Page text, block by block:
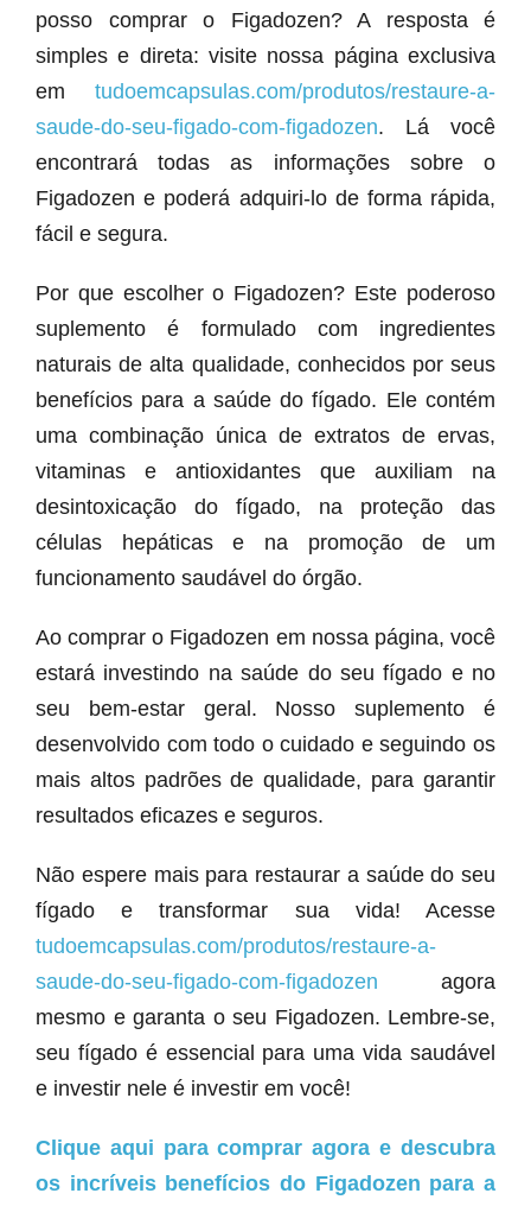
posso comprar o Figadozen? A resposta é
simples e direta: visite nossa página exclusiva
em tudoemcapsulas.com/produtos/restaure-a-
saude-do-seu-figado-com-figadozen. Lá você
encontrará todas as informações sobre o
Figadozen e poderá adquiri-lo de forma rápida,
fácil e segura.
Por que escolher o Figadozen? Este poderoso
suplemento é formulado com ingredientes
naturais de alta qualidade, conhecidos por seus
benefícios para a saúde do fígado. Ele contém
uma combinação única de extratos de ervas,
vitaminas e antioxidantes que auxiliam na
desintoxicação do fígado, na proteção das
células hepáticas e na promoção de um
funcionamento saudável do órgão.
Ao comprar o Figadozen em nossa página, você
estará investindo na saúde do seu fígado e no
seu bem-estar geral. Nosso suplemento é
desenvolvido com todo o cuidado e seguindo os
mais altos padrões de qualidade, para garantir
resultados eficazes e seguros.
Não espere mais para restaurar a saúde do seu
fígado e transformar sua vida! Acesse
tudoemcapsulas.com/produtos/restaure-a-
saude-do-seu-figado-com-figadozen agora
mesmo e garanta o seu Figadozen. Lembre-se,
seu fígado é essencial para uma vida saudável
e investir nele é investir em você!
Clique aqui para comprar agora e descubra
os incríveis benefícios do Figadozen para a